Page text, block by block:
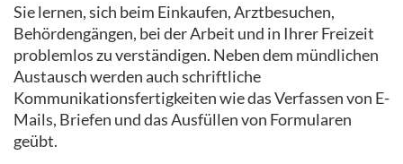
Sie lernen, sich beim Einkaufen, Arztbesuchen,
Behördengängen, bei der Arbeit und in Ihrer Freizeit
problemlos zu verständigen. Neben dem mündlichen
Austausch werden auch schriftliche
Kommunikationsfertigkeiten wie das Verfassen von E-
Mails, Briefen und das Ausfüllen von Formularen
geübt.